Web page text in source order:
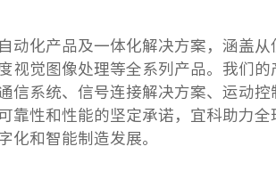
动化产品及一体化解决方案，涵盖从
视觉图像处理等全系列产品。我们的
信系统、信号连接解决方案、运动控
靠性和性能的坚定承诺，宜科助力全
化和智能制造发展。